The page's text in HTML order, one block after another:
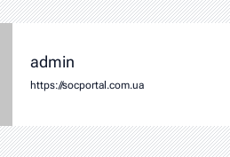
admin
https://socportal.com.ua